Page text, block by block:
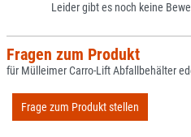
Leider gibt es noch keine
Fragen zum Produkt
für Mülleimer Carro-Lift Abfallbehälter
Frage zum Produkt stellen